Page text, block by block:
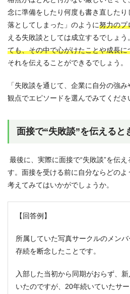
念に準備をしたり何度も書き直したり
落としてしまった」のように努力のプ
える失敗談としては成立するでしょう。
ても、その中で心がけたことや成長に
それを伝えることができるでしょう。
「失敗談を通じて、企業に自分の強
観点でエピソードを選んでみてくださ
面接で“失敗談”を伝えると
最後に、実際に面接で“失敗談”を伝
す。面接を受ける前に自分ならどの
考えてみてはいかがでしょうか。
【回答例】
所属していた写真サークルのメンバ
存続を断念したことです。
入部した当初から同期がおらず、
いたのですが、20年続いていたサ